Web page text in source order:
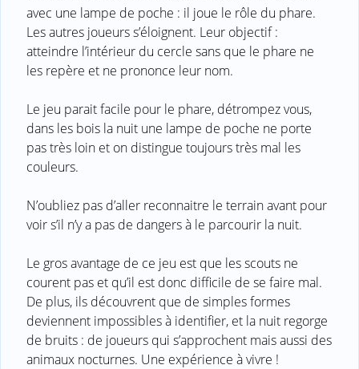
avec une lampe de poche : il joue le rôle du phare.
Les autres joueurs s’éloignent. Leur objectif :
atteindre l’intérieur du cercle sans que le phare ne
les repère et ne prononce leur nom.
Le jeu parait facile pour le phare, détrompez vous,
dans les bois la nuit une lampe de poche ne porte
pas très loin et on distingue toujours très mal les
couleurs.
N’oubliez pas d’aller reconnaitre le terrain avant pour
voir s’il n’y a pas de dangers à le parcourir la nuit.
Le gros avantage de ce jeu est que les scouts ne
courent pas et qu’il est donc difficile de se faire mal.
De plus, ils découvrent que de simples formes
deviennent impossibles à identifier, et la nuit regorge
de bruits : de joueurs qui s’approchent mais aussi des
animaux nocturnes. Une expérience à vivre !